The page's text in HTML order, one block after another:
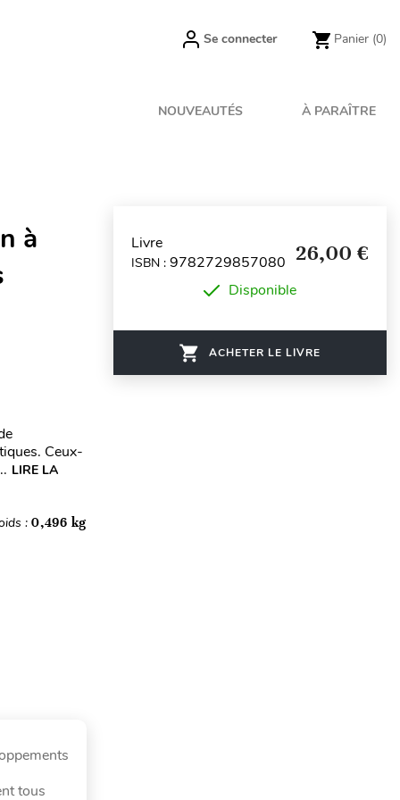
Se connecter Panier (0)
NOUVEAUTÉS À PARAÎTRE
à
Ceux-
LIRE LA
:0,496 kg
tous
Livre
ISBN : 9782729857080 26,00 €
Disponible
ACHETER LE LIVRE